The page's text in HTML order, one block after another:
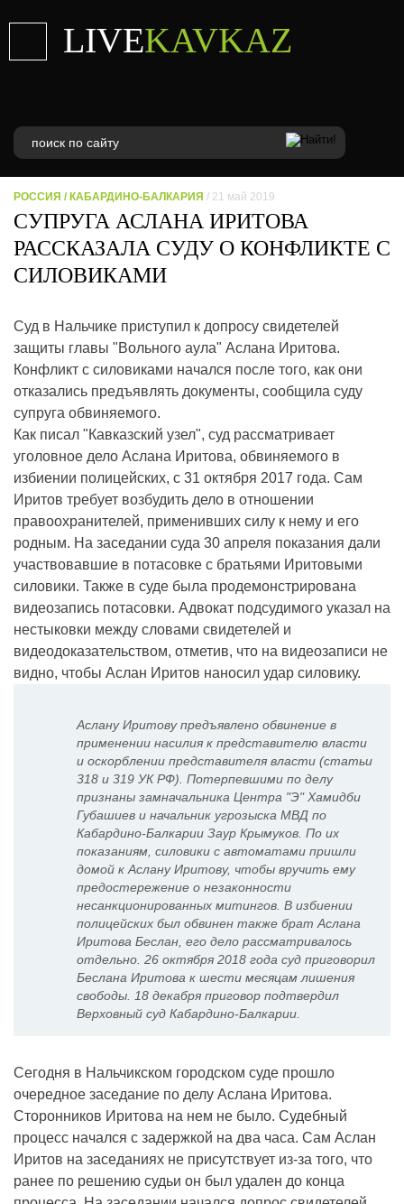
LIVEKAVKAZ
РОССИЯ / КАБАРДИНО-БАЛКАРИЯ / 21 май 2019
СУПРУГА АСЛАНА ИРИТОВА
РАССКАЗАЛА СУДУ О КОНФЛИКТЕ С
СИЛОВИКАМИ
Суд в Нальчике приступил к допросу свидетелей
защиты главы "Вольного аула" Аслана Иритова.
Конфликт с силовиками начался после того, как они
отказались предъявлять документы, сообщила суду
супруга обвиняемого.
Как писал "Кавказский узел", суд рассматривает
уголовное дело Аслана Иритова, обвиняемого в
избиении полицейских, с 31 октября 2017 года. Сам
Иритов требует возбудить дело в отношении
правоохранителей, применивших силу к нему и его
родным. На заседании суда 30 апреля показания дали
участвовавшие в потасовке с братьями Иритовыми
силовики. Также в суде была продемонстрирована
видеозапись потасовки. Адвокат подсудимого указал на
нестыковки между словами свидетелей и
видеодоказательством, отметив, что на видеозаписи не
видно, чтобы Аслан Иритов наносил удар силовику.
Аслану Иритову предъявлено обвинение в
применении насилия к представителю власти
и оскорблении представителя власти (статьи
318 и 319 УК РФ). Потерпевшими по делу
признаны замначальника Центра "Э" Хамидби
Губашиев и начальник угрозыска МВД по
Кабардино-Балкарии Заур Крымуков. По их
показаниям, силовики с автоматами пришли
домой к Аслану Иритову, чтобы вручить ему
предостережение о незаконности
несанкционированных митингов. В избиении
полицейских был обвинен также брат Аслана
Иритова Беслан, его дело рассматривалось
отдельно. 26 октября 2018 года суд приговорил
Беслана Иритова к шести месяцам лишения
свободы. 18 декабря приговор подтвердил
Верховный суд Кабардино-Балкарии.
Сегодня в Нальчикском городском суде прошло
очередное заседание по делу Аслана Иритова.
Сторонников Иритова на нем не было. Судебный
процесс начался с задержкой на два часа. Сам Аслан
Иритов на заседаниях не присутствует из-за того, что
ранее по решению судьи он был удален до конца